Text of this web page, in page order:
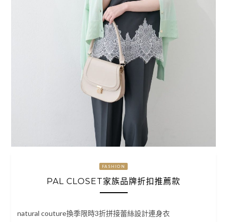
FASHION
PAL CLOSET家族品牌折扣推薦款
natural couture換季限時3折拼接蕾絲設計連身衣